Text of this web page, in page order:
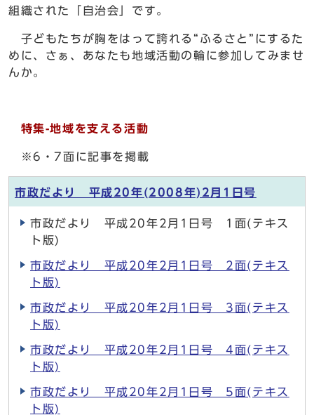
組織された「自治会」です。
子どもたちが胸をはって誇れる“ふるさと”にするた
めに、さぁ、あなたも地域活動の輪に参加してみませ
んか。
特集-地域を支える活動
※6・7面に記事を掲載
市政だより 平成20年(2008年)2月1日号
市政だより 平成20年2月1日号 1面(テキス
ト版)
市政だより 平成20年2月1日号 2面(テキス
ト版)
市政だより 平成20年2月1日号 3面(テキス
ト版)
市政だより 平成20年2月1日号 4面(テキス
ト版)
市政だより 平成20年2月1日号 5面(テキス
ト版)